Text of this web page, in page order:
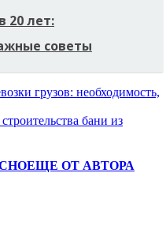
20 лет:
советы
грузов: необходимость,
бани из
ЕЩЕ ОТ АВТОРА